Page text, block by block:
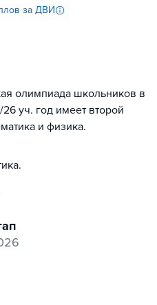
за ДВИ
олимпиада школьников в
уч. год имеет второй
и физика.
.